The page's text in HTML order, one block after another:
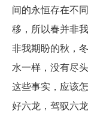
间的永恒存在不
移，所以春并非
非我期盼的秋，
水一样，没有尽
这些事实，应该
好六龙，驾驭六